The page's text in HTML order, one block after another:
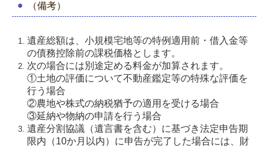
（備考）
遺産総額は、小規模宅地等の特例適用前・借入金等
の債務控除前の課税価格とします。
次の場合には別途定める料金が加算されます。
①土地の評価について不動産鑑定等の特殊な評価を
行う場合
②農地や株式の納税猶予の適用を受ける場合
③延納や物納の申請を行う場合
遺産分割協議（遺言書を含む）に基づき法定申告期
限内（10か月以内）に申告が完了した場合には、財